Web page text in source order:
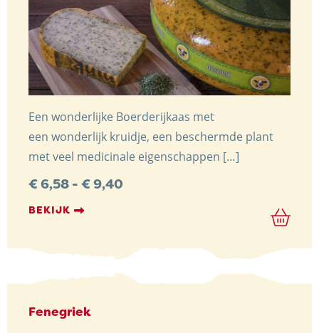
Een wonderlijke Boerderijkaas met
een wonderlijk kruidje, een beschermde plant
met veel medicinale eigenschappen […]
€6,58 - €9,40
BEKIJK
Fenegriek